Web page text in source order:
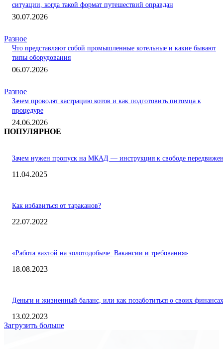
ситуации, когда такой формат путешествий оправдан
30.07.2026
Разное
Что представляют собой промышленные котельные и какие бывают
типы оборудования
06.07.2026
Разное
Зачем проводят кастрацию котов и как подготовить питомца к
процедуре
24.06.2026
ПОПУЛЯРНОЕ
Зачем нужен пропуск на МКАД — инструкция к свободе
11.04.2025
Как избавиться от тараканов?
22.07.2022
«Работа вахтой на золотодобыче: Вакансии и требования»
18.08.2023
Деньги и жизненный баланс, или как позаботиться о своих финансах
13.02.2023
Загрузить больше